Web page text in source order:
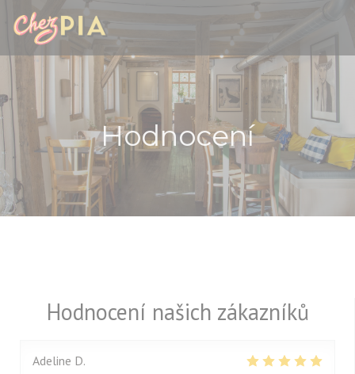
Panel pro správu cookies
Hodnocení
Hodnocení našich zákazníků
Adeline D